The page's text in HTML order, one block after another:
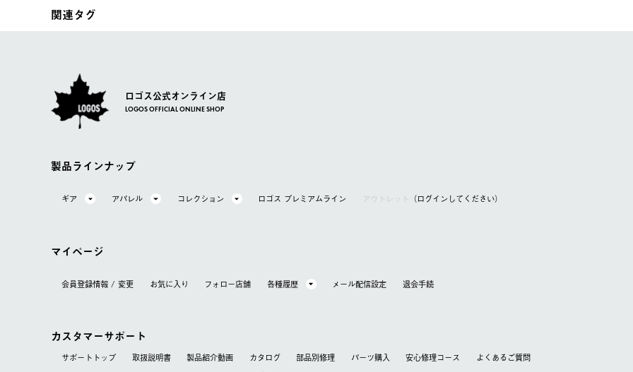
関連タグ
ロゴス公式オンライン店
LOGOS OFFICIAL ONLINE SHOP
製品ラインナップ
ギア アパレル コレクション ロゴス プレミアムライン アウトレット （ログインしてください）
マイページ
会員登録情報 / 変更 お気に⼊り フォロー店舗 各種履歴 メール配信設定 退会⼿続
カスタマーサポート
サポートトップ 取扱説明書 製品紹介動画 カタログ 部品別修理 パーツ購入 安心修理コース
よくあるご質問